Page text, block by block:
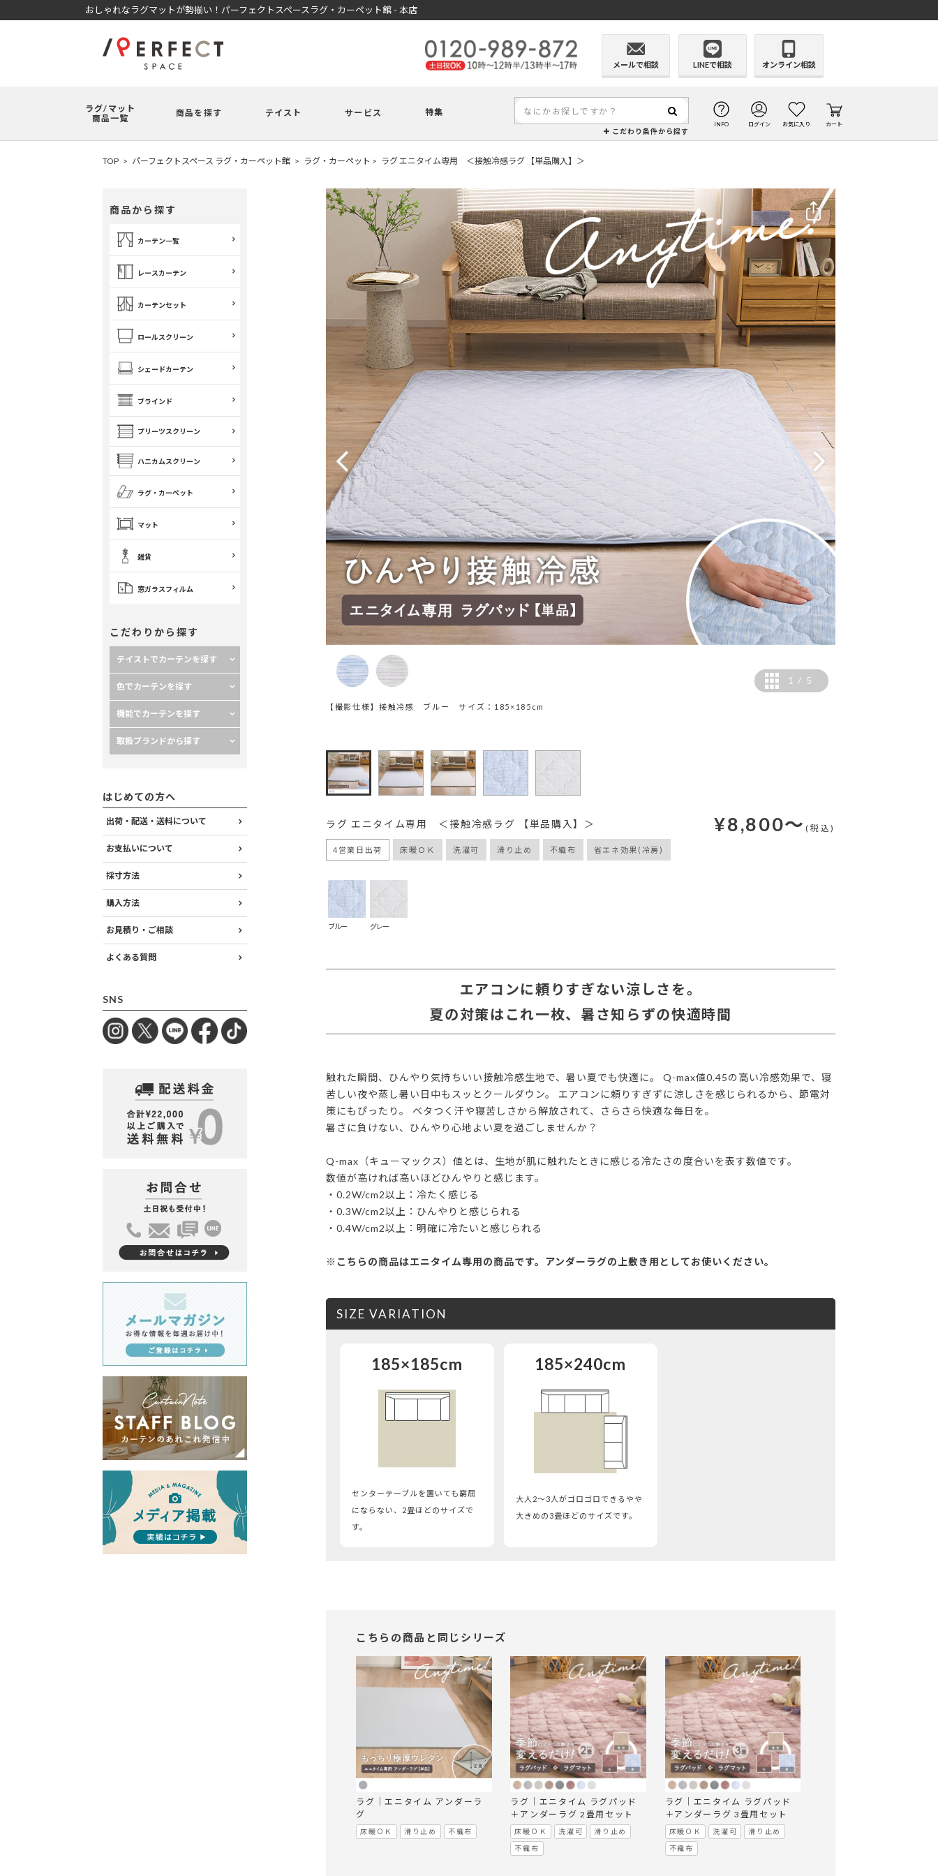
おしゃれなラグマットが勢揃い！パーフェクトスペースラグ・カーペット館 - 本店
メールで相談 LINEで相談 オンライン相談
ラグ/マット
商品一覧
商品を探す テイスト サービス 特集
こだわり条件から探す
INFO ログイン お気に入り カート
TOP パーフェクトスペース ラグ・カーペット館 ラグ・カーペット ラグ エニタイム専用 ＜接触冷感ラグ 【単品購入】＞
商品から探す
カーテン一覧
レースカーテン
カーテンセット
ロールスクリーン
シェードカーテン
ブラインド
プリーツスクリーン
ハニカムスクリーン
ラグ・カーペット
マット
雑貨
窓ガラスフィルム
こだわりから探す
テイストでカーテンを探す
色でカーテンを探す
機能でカーテンを探す
取扱ブランドから探す
はじめての方へ
出荷・配送・送料について
お支払いについて
採寸方法
購入方法
お見積り・ご相談
よくある質問
SNS
【撮影仕様】接触冷感 ブルー サイズ：185×185cm
1 / 5
ラグ エニタイム専用 ＜接触冷感ラグ 【単品購入】＞
4営業日出荷 床暖ＯＫ 洗濯可 滑り止め 不織布 省エネ効果(冷房)
¥8,800～(税込)
ブルー グレー
エアコンに頼りすぎない涼しさを。
夏の対策はこれ一枚、暑さ知らずの快適時間
触れた瞬間、ひんやり気持ちいい接触冷感生地で、暑い夏でも快適に。 Q-max値0.45の高い冷感効果で、寝
苦しい夜や蒸し暑い日中もスッとクールダウン。 エアコンに頼りすぎずに涼しさを感じられるから、節電対
策にもぴったり。 ベタつく汗や寝苦しさから解放されて、さらさら快適な毎日を。
暑さに負けない、ひんやり心地よい夏を過ごしませんか？
Q-max（キューマックス）値とは、生地が肌に触れたときに感じる冷たさの度合いを表す数値です。
数値が高ければ高いほどひんやりと感じます。
・0.2W/cm2以上：冷たく感じる
・0.3W/cm2以上：ひんやりと感じられる
・0.4W/cm2以上：明確に冷たいと感じられる
※こちらの商品はエニタイム専用の商品です。アンダーラグの上敷き用としてお使いください。
SIZE VARIATION
185×185cm
センターテーブルを置いても窮屈
にならない、2畳ほどのサイズで
す。
185×240cm
大人2～3人がゴロゴロできるやや
大きめの3畳ほどのサイズです。
こちらの商品と同じシリーズ
ラグ｜エニタイム アンダーラ
グ
床暖ＯＫ 滑り止め 不織布
ラグ｜エニタイム ラグパッド
＋アンダーラグ 2畳用セット
床暖ＯＫ 洗濯可
滑り止め
不織布
ラグ｜エニタイム ラグパッド
＋アンダーラグ 3畳用セット
床暖ＯＫ 洗濯可
滑り止め
不織布